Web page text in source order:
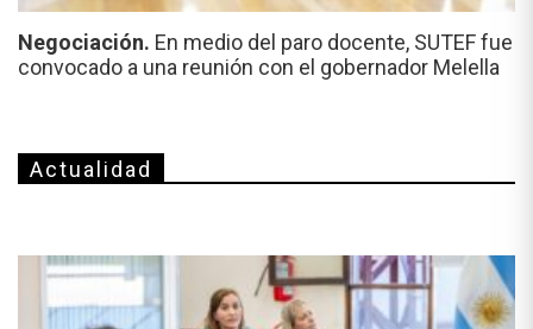
Negociación. En medio del paro docente, SUTEF fue
convocado a una reunión con el gobernador Melella
Actualidad